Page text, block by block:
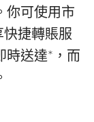
你可使用市
捷轉賬服
時送達*，而